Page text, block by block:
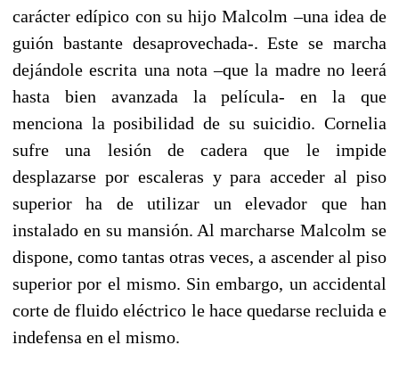
carácter edípico con su hijo Malcolm –una idea de
guión bastante desaprovechada-. Este se marcha
dejándole escrita una nota –que la madre no leerá
hasta bien avanzada la película- en la que
menciona la posibilidad de su suicidio. Cornelia
sufre una lesión de cadera que le impide
desplazarse por escaleras y para acceder al piso
superior ha de utilizar un elevador que han
instalado en su mansión. Al marcharse Malcolm se
dispone, como tantas otras veces, a ascender al piso
superior por el mismo. Sin embargo, un accidental
corte de fluido eléctrico le hace quedarse recluida e
indefensa en el mismo.